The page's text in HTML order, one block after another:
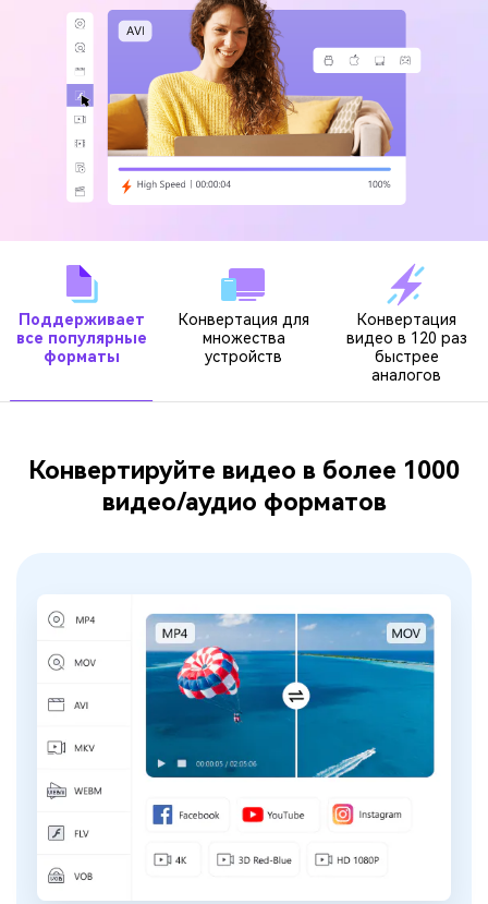
Фотография
Пользователи Фильмов
НАЙДИТЕ БОЛЬШЕ РЕШЕНИЙ
Контактная
Вся информация, необходимая для
использования UniConverter.
Технические
Характеристики
Полный список поддерживаемых форматов,
устройств и графических процессоров.
Последние новости и обновления UniConverter.
search
Поддерживает
все популярные
форматы
Конвертация для
множества
устройств
Конвертация
видео в 120 раз
быстрее
аналогов
Конвертируйте видео в более 1000
видео/аудио форматов